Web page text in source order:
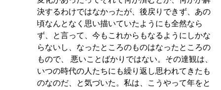
決するわけではなかったが、後戻りできず、あの
頃なんとなく思い描いていたようにも全然なら
ず、と言って、今もこれからもなるようにしかな
らないし、なったところのものはなったところの
もので、 悪いことばかりではない。その達観は、
いつの時代の人たちにも繰り返し思われてきたも
のなのだ、と気づいた。私は、こうやって年をと